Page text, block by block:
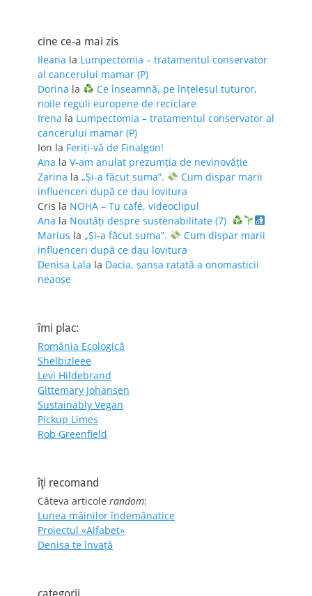
cine ce-a mai zis
Ileana la Lumpectomia – tratamentul conservator
al cancerului mamar (P)
Dorina la
Ce înseamnă, pe înțelesul tuturor,
noile reguli europene de reciclare
Irena la Lumpectomia – tratamentul conservator al
cancerului mamar (P)
Ion la Feriţi-vă de Finalgon!
Ana la V-am anulat prezumția de nevinovăție
Zarina la „Și-a făcut suma”.
Cum dispar marii
influenceri după ce dau lovitura
Cris la NOHA – Tu café, videoclipul
Ana la Noutăți despre sustenabilitate (7)
Marius la „Și-a făcut suma”.
Cum dispar marii
influenceri după ce dau lovitura
Denisa Lala la Dacia, șansa ratată a onomasticii
neaoșe
îmi plac:
România Ecologică
Shelbizleee
Levi Hildebrand
Gittemary Johansen
Sustainably Vegan
Pickup Limes
Rob Greenfield
îţi recomand
Câteva articole random:
Lunea mâinilor îndemânatice
Proiectul «Alfabet»
Denisa te învaţă